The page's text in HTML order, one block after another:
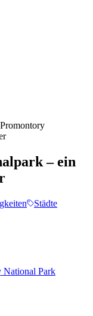
– ein
Städte
National Park